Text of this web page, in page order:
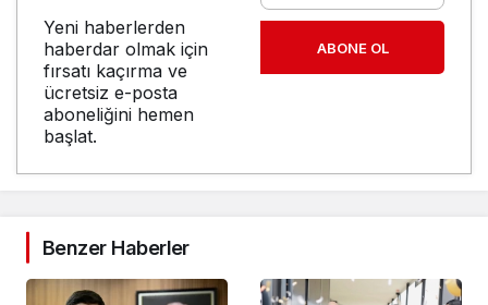
Yeni haberlerden
haberdar olmak için
fırsatı kaçırma ve
ücretsiz e-posta
aboneliğini hemen
başlat.
ABONE OL
Benzer Haberler